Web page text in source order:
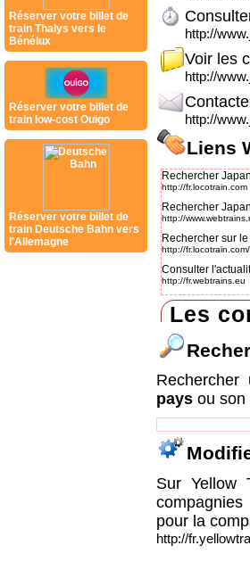
Réserver votre billet de
train Thalys vers le
Bénélux
Réserver votre billet de
train low-cost Ouigo
Réserver votre billet de
train Deutsche Bahn vers
l'Allemagne
http://
Voir les
http://
http://
Liens
Rechercher
http://fr.locotrain.com
Rechercher
http://
Rechercher sur
http://
Consulter
http://fr.webtrains.eu
Les
pays ou son
Sur Yellow
pour la
http://